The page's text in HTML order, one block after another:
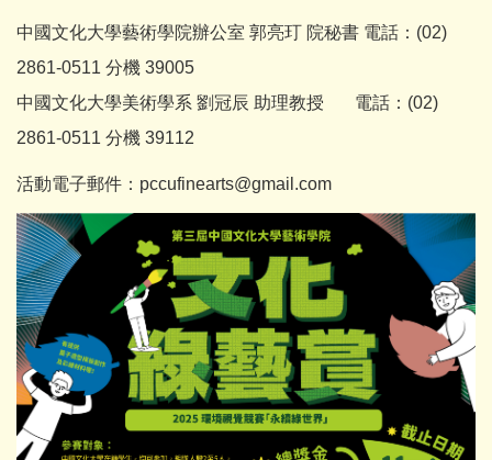
中國文化大學藝術學院辦公室 郭亮玎 院秘書 電話：(02)
2861-0511 分機 39005
中國文化大學美術學系 劉冠辰 助理教授 電話：(02)
2861-0511 分機 39112
活動電子郵件：pccufinearts@gmail.com